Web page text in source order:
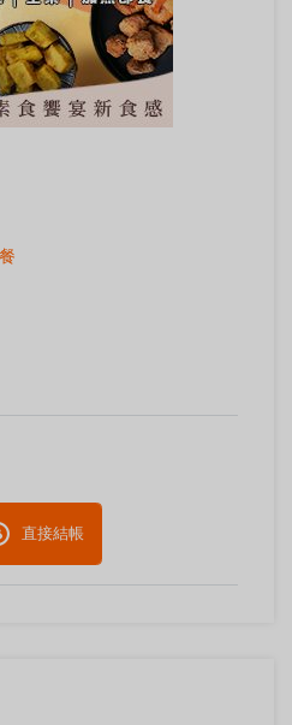
直接結帳